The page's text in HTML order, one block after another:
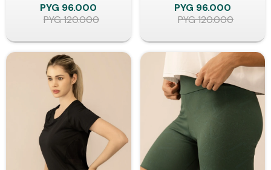
PYG 96.000
PYG120.000
PYG 96.000
PYG120.000